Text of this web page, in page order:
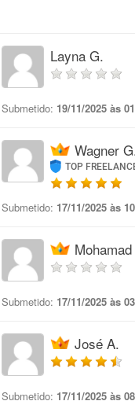
Layna G.
Submetido: 19/11/2025 às
Wagner
TOP
Submetido: 17/11/2025 às
Submetido: 17/11/2025 às
José A.
Submetido: 17/11/2025 às